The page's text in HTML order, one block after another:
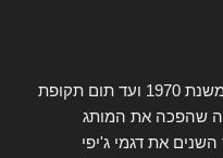
משנת 1970 ועד תום תקופת
שהפכה את המותג
השנים את דגמי ג'יפי